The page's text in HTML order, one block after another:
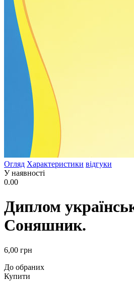
Огляд Характеристики відгуки
У наявності
0.00
Диплом
Соняшник.
6,00 грн
До обраних
Купити